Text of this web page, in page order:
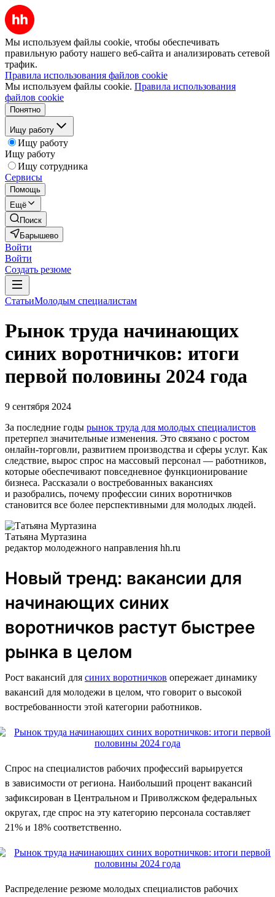
Мы используем файлы cookie, чтобы обеспечивать
правильную работу нашего веб-сайта и анализировать сетевой
трафик.
Правила использования файлов cookie
Мы используем файлы cookie. Правила использования
файлов cookie
Понятно
Ищу работу
Ищу работу
Ищу работу
Ищу сотрудника
Сервисы
Помощь
Ещё
Поиск
Барышево
Войти
Войти
Создать резюме
СтатьиМолодым специалистам
Рынок труда начинающих
синих воротничков: итоги
первой половины 2024 года
9 сентября 2024
За последние годы рынок труда для молодых специалистов
претерпел значительные изменения. Это связано с ростом
онлайн-торговли, развитием производства и сферы услуг. Как
следствие, вырос спрос на массовый персонал — работников,
которые обеспечивают повседневное функционирование
бизнеса. Рассказали о востребованных вакансиях
и разобрались, почему профессии синих воротничков
становится все более перспективными для молодых людей.
Татьяна Муртазина
редактор молодежного направления hh.ru
Новый тренд: вакансии для
начинающих синих
воротничков растут быстрее
рынка в целом
Рост вакансий для синих воротничков опережает динамику
вакансий для молодежи в целом, что говорит о высокой
востребованности этой категории работников.
Спрос на специалистов рабочих профессий варьируется
в зависимости от региона. Наибольший процент вакансий
зафиксирован в Центральном и Приволжском федеральных
округах, где спрос на эту категорию персонала составляет
21% и 18% соответственно.
Распределение резюме молодых специалистов рабочих